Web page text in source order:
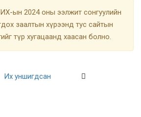
ын 2024 оны ээлжит сонгуулийн
заалтын хүрээнд тус сайтын
түр хугацаанд хаасан болно.
Их уншигдсан